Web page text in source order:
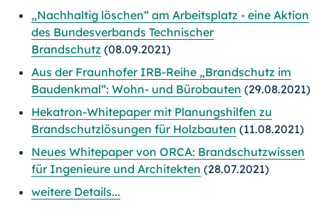
„Nachhaltig löschen“ am Arbeitsplatz - eine Aktion
des Bundesverbands Technischer
Brandschutz (08.09.2021)
Aus der Fraunhofer IRB-Reihe „Brandschutz im
Baudenkmal“: Wohn- und Bürobauten (29.08.2021)
Hekatron-Whitepaper mit Planungshilfen zu
Brandschutzlösungen für Holzbauten (11.08.2021)
Neues Whitepaper von ORCA: Brandschutzwissen
für Ingenieure und Architekten (28.07.2021)
weitere Details...